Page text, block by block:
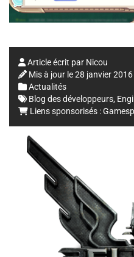
Article écrit par Nicou
Mis à jour le28 janvier
Actualités
Blog des développeurs,
Liens sponsorisés :